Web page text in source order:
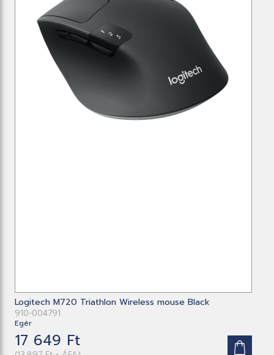
Logitech M720 Triathlon Wireless mouse Black
910-004791
Egér
17 649 Ft